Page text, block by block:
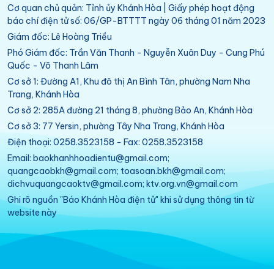
Cơ quan chủ quản: Tỉnh ủy Khánh Hòa | Giấy phép hoạt động
báo chí điện tử số: 06/GP-BTTTT ngày 06 tháng 01 năm 2023
Giám đốc: Lê Hoàng Triều
Phó Giám đốc: Trần Văn Thanh - Nguyễn Xuân Duy - Cung Phú
Quốc - Võ Thanh Lâm
Cơ sở 1: Đường A1, Khu đô thị An Bình Tân, phường Nam Nha
Trang, Khánh Hòa
Cơ sở 2: 285A đường 21 tháng 8, phường Bảo An, Khánh Hòa
Cơ sở 3: 77 Yersin, phường Tây Nha Trang, Khánh Hòa
Điện thoại: 0258.3523158 - Fax: 0258.3523158
Email: baokhanhhoadientu@gmail.com;
quangcaobkh@gmail.com; toasoan.bkh@gmail.com;
dichvuquangcaoktv@gmail.com; ktv.org.vn@gmail.com
Ghi rõ nguồn "Báo Khánh Hòa điện tử" khi sử dụng thông tin từ
website này